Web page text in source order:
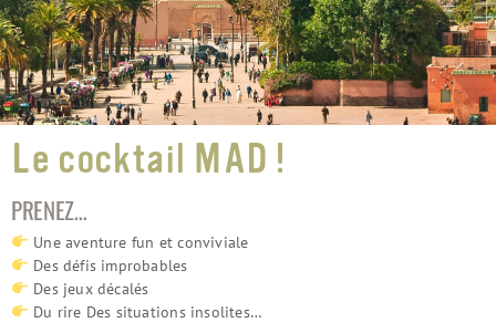
Le cocktail MAD !
PRENEZ…
Une aventure fun et conviviale
Des défis improbables
Des jeux décalés
Du rire Des situations insolites…